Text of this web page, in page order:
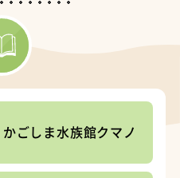
ごしま水族館クマノ